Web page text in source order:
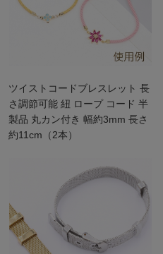
ツイストコードブレスレット 長
さ調節可能 紐 ロープ コード 半
製品 丸カン付き 幅約3mm 長さ
約11cm（2本）